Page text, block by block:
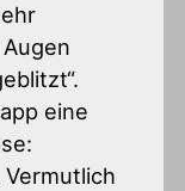
eine